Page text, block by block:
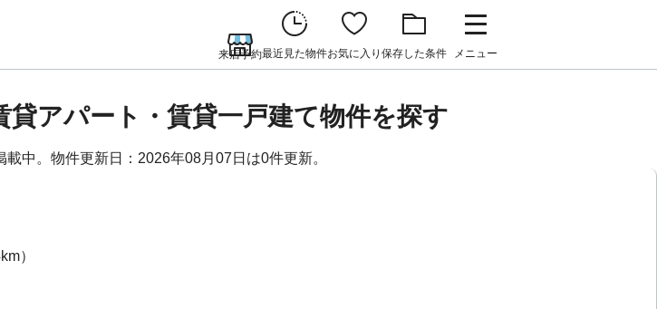
来店予約最近見た物件お気に入り 保存した条件 メニュー
アパート・賃貸一戸建て物件を探す
中。物件更新日：2026年08月07日は0件更新。
）